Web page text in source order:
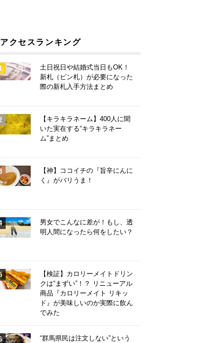
アクセスランキング
土日祝日や結婚式当日もOK！
新札（ピン札）が必要になった
際の新札入手方法まとめ
【キラキラネーム】400人に聞
いた実在する“キラキラネー
ム”まとめ
【神】ココイチの『旨辛にんに
く』がバリうま！
男女でこんなに差が！もし、透
明人間になったら何をしたい？
【検証】カロリーメイトドリン
クは“まずい”！？ リニューアル
商品『カロリーメイト リキッ
ド』が美味しいのか実際に飲ん
でみた
“群馬県民は注文しない”という